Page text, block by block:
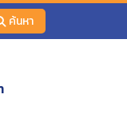
ค้นหา